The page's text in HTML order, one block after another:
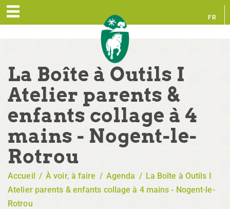
FR
La Boîte à Outils I
Atelier parents &
enfants collage à 4
mains - Nogent-le-
Rotrou
Accueil / À voir, à faire / Agenda / La Boîte à Outils I
Atelier parents & enfants collage à 4 mains - Nogent-le-
Rotrou